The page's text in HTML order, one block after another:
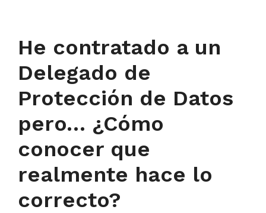
He contratado a un
Delegado de
Protección de Datos
pero… ¿Cómo
conocer que
realmente hace lo
correcto?